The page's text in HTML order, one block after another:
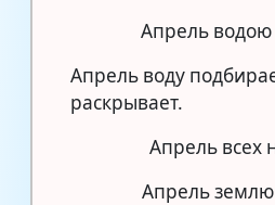
Апрель водою
Апрель воду
раскрывает.
Апрель всех
Апрель землю